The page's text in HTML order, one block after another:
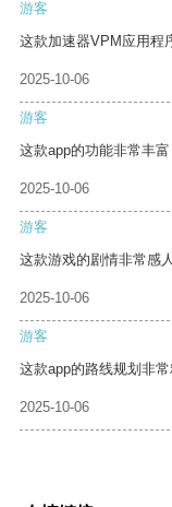
游客
这款加速器VPM应用程
2025-10-06
游客
这款app的功能非常丰
2025-10-06
游客
这款游戏的剧情非常感
2025-10-06
游客
这款app的路线规划非
2025-10-06